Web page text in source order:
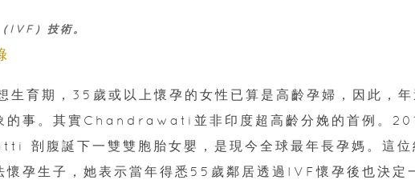
IVF）技術。
育期，35歲或以上懷孕的女性已算是高齡孕婦，因此，
的事。其實Chandrawati並非印度超高齡分娩的首例。
剖腹誕下一雙雙胞胎女嬰，是現今全球最年長孕媽。這位
懷孕生子，她表示當年得悉55歲鄰居透過IVF懷孕後也決定